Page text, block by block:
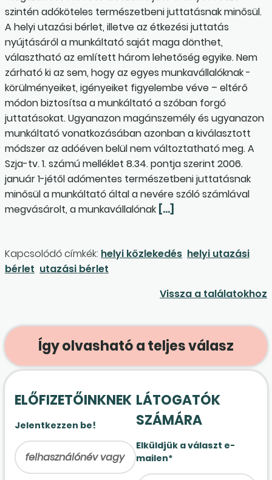
szintén adóköteles természetbeni juttatásnak minősül.
A helyi utazási bérlet, illetve az étkezési juttatás
nyújtásáról a munkáltató saját maga dönthet,
választható az említett három lehetőség egyike. Nem
zárható ki az sem, hogy az egyes munkavállalóknak -
körülményeiket, igényeiket figyelembe véve – eltérő
módon biztosítsa a munkáltató a szóban forgó
juttatásokat. Ugyanazon magánszemély és ugyanazon
munkáltató vonatkozásában azonban a kiválasztott
módszer az adóéven belül nem változtatható meg. A
Szja-tv. 1. számú melléklet 8.34. pontja szerint 2006.
január 1-jétől adómentes természetbeni juttatásnak
minősül a munkáltató által a nevére szóló számlával
megvásárolt, a munkavállalónak […]
Kapcsolódó címkék: helyi közlekedés helyi utazási
bérlet utazási bérlet
Vissza a találatokhoz
Így olvasható a teljes válasz
ELŐFIZETŐINKNEK
Jelentkezzen be!
LÁTOGATÓK
SZÁMÁRA
Elküldjük a választ e-
mailen*